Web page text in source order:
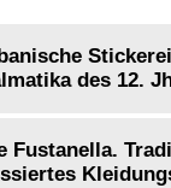
des 12.
Fustanella.